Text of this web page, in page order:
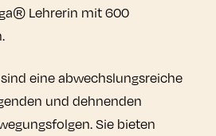
Lehrerin mit 600
eine abwechslungsreiche
und dehnenden
Sie bieten